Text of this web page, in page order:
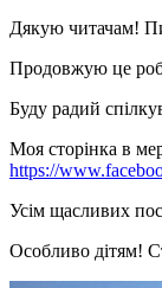
Дякую читачам!
Продовжую це
Буду радий
Моя сторінка в
https://
Усім щасливих
Особливо дітям!